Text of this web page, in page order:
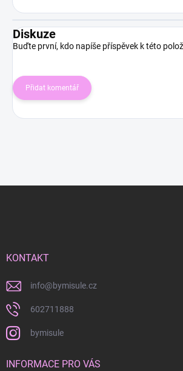
Diskuze
Buďte první, kdo napíše příspěvek k této
Přidat komentář
KONTAKT
info@bymisule.cz
602711888
bymisule
INFORMACE PRO VÁS